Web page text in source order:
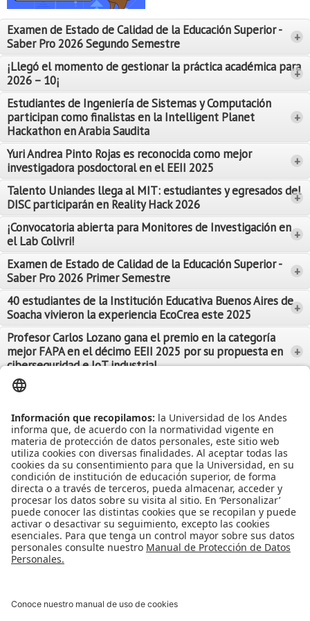
Examen de Estado de Calidad de la Educación Superior -
Saber Pro 2026 Segundo Semestre
+
Leer Más
¡Llegó el momento de gestionar la práctica académica para
2026 – 10¡
+
Leer Más
Estudiantes de Ingeniería de Sistemas y Computación
participan como finalistas en la Intelligent Planet
Hackathon en Arabia Saudita
+
Leer Más
Yuri Andrea Pinto Rojas es reconocida como mejor
investigadora posdoctoral en el EEII 2025
+
Leer Más
Talento Uniandes llega al MIT: estudiantes y egresados del
DISC participarán en Reality Hack 2026
+
Leer Más
¡Convocatoria abierta para Monitores de Investigación en
el Lab Colivri!
+
Leer Más
Examen de Estado de Calidad de la Educación Superior -
Saber Pro 2026 Primer Semestre
+
Leer Más
40 estudiantes de la Institución Educativa Buenos Aires de
Soacha vivieron la experiencia EcoCrea este 2025
+
Leer Más
Profesor Carlos Lozano gana el premio en la categoría
mejor FAPA en el décimo EEII 2025 por su propuesta en
ciberseguridad e IoT industrial
+
Leer Más
Ver más Noticias...
Ver más Eventos...
Apoyo Financiero
Reconocimiento como Universidad: Decreto 1297 del 30 de mayo de
Proyecto de grado
Reingreso
Reintegro
Retiro voluntario
Transferencia
Tarifas
Grado